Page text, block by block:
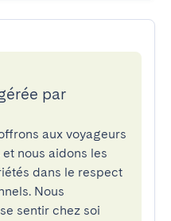
par
aux voyageurs
nous aidons les
dans le respect
Nous
sentir chez soi